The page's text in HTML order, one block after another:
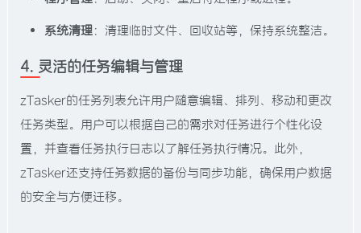
系统清理：清理临时文件、回收站等，保持系统整洁。
4. 灵活的任务编辑与管理
zTasker的任务列表允许用户随意编辑、排列、移动和更改
任务类型。用户可以根据自己的需求对任务进行个性化设
置，并查看任务执行日志以了解任务执行情况。此外，
zTasker还支持任务数据的备份与同步功能，确保用户数据
的安全与方便迁移。